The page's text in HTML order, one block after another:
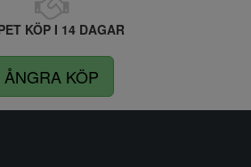
KÖP I 14 DAGAR
ÅNGRA KÖP